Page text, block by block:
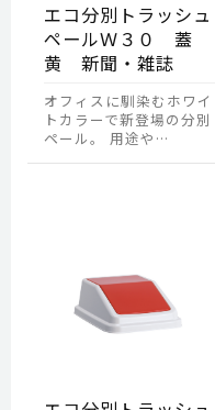
エコ分別トラッシュ
ペールＷ３０ 蓋
黄 新聞・雑誌
オフィスに馴染むホワイ
トカラーで新登場の分別
ペール。 用途や…